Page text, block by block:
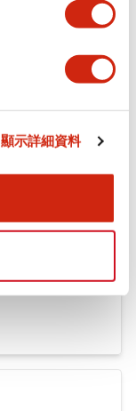
顯示詳細資料